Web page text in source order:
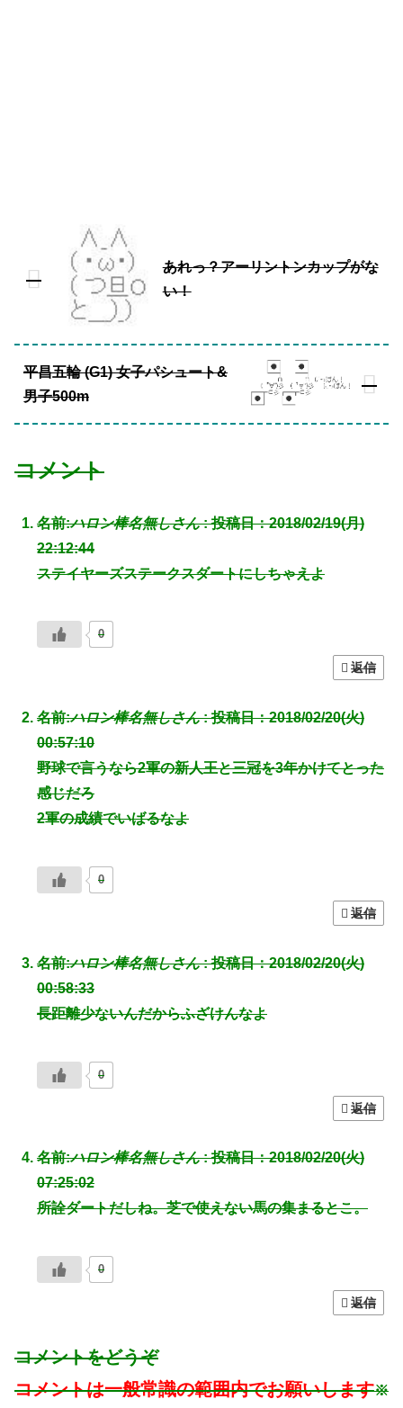
あれっ？アーリントンカップがな
い！
平昌五輪 (G1) 女子パシュート&
男子500m
コメント
名前:ハロン棒名無しさん: 投稿日：2018/02/19(月)
22:12:44
ステイヤーズステークスダートにしちゃえよ
0
返信
名前:ハロン棒名無しさん: 投稿日：2018/02/20(火)
00:57:10
野球で言うなら2軍の新人王と三冠を3年かけてとった
感じだろ
2軍の成績でいばるなよ
0
返信
名前:ハロン棒名無しさん: 投稿日：2018/02/20(火)
00:58:33
長距離少ないんだからふざけんなよ
0
返信
名前:ハロン棒名無しさん: 投稿日：2018/02/20(火)
07:25:02
所詮ダートだしね。芝で使えない馬の集まるとこ。
0
返信
コメントをどうぞ
コメントは一般常識の範囲内でお願いします※